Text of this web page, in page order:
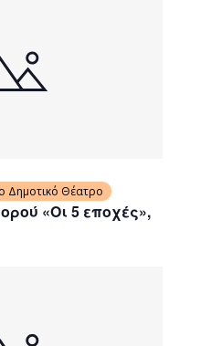
«Οι 5 εποχές»,
Δημοτικό Θέατρο